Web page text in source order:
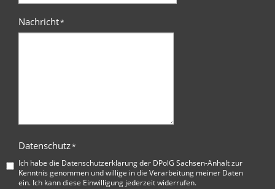
Nachricht*
Datenschutz*
Ich habe die Datenschutzerklärung der DPolG Sachsen-Anhaltzur
Kenntnis genommen und willige in die Verarbeitung meiner Daten
ein. Ich kann diese Einwilligung jederzeit widerrufen.